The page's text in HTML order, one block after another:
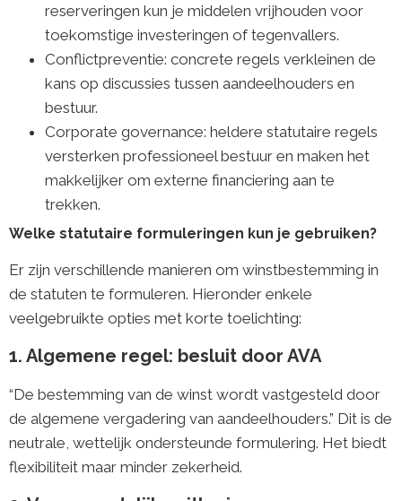
reserveringen kun je middelen vrijhouden voor
toekomstige investeringen of tegenvallers.
Conflictpreventie: concrete regels verkleinen de
kans op discussies tussen aandeelhouders en
bestuur.
Corporate governance: heldere statutaire regels
versterken professioneel bestuur en maken het
makkelijker om externe financiering aan te
trekken.
Welke statutaire formuleringen kun je gebruiken?
Er zijn verschillende manieren om winstbestemming in
de statuten te formuleren. Hieronder enkele
veelgebruikte opties met korte toelichting:
1. Algemene regel: besluit door AVA
“De bestemming van de winst wordt vastgesteld door
de algemene vergadering van aandeelhouders.” Dit is de
neutrale, wettelijk ondersteunde formulering. Het biedt
flexibiliteit maar minder zekerheid.